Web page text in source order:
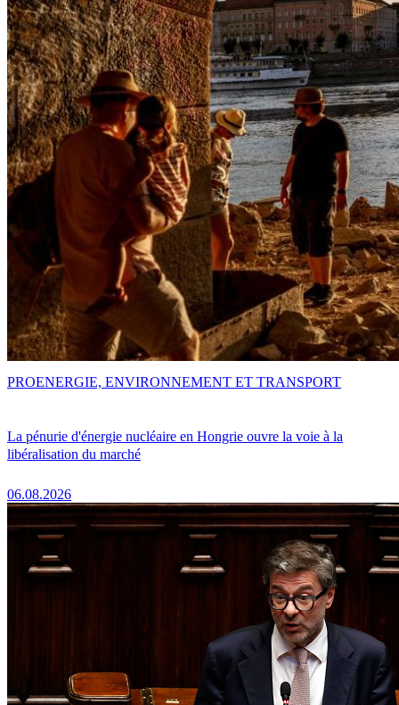
La pénurie d'énergie nucléaire en Hongrie ouvre la voie à la
libéralisation du marché
06.08.2026
PROENERGIE, ENVIRONNEMENT ET TRANSPORT